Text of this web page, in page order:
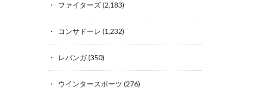
ファイターズ(2,183)
コンサドーレ (1,232)
レバンガ(350)
ウインタースポーツ (276)